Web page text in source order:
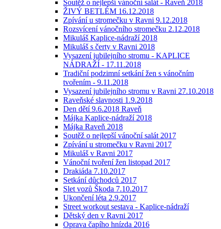
Soutěž o nejlepší vánoční salát - Raveň 2018
ŽIVÝ BETLÉM 16.12.2018
Zpívání u stromečku v Ravni 9.12.2018
Rozsvícení vánočního stromečku 2.12.2018
Mikuláš Kaplice-nádraží 2018
Mikuláš s čerty v Ravni 2018
Vysazení jubilejního stromu - KAPLICE
NÁDRAŽÍ - 17.11.2018
Tradiční podzimní setkání žen s vánočním
tvořením - 9.11.2018
Vysazení jubilejního stromu v Ravni 27.10.2018
Raveňské slavnosti 1.9.2018
Den dětí 9.6.2018 Raveň
Májka Kaplice-nádraží 2018
Májka Raveň 2018
Soutěž o nejlepší vánoční salát 2017
Zpívání u stromečku v Ravni 2017
Mikuláš v Ravni 2017
Vánoční tvoření žen listopad 2017
Drakiáda 7.10.2017
Setkání důchodců 2017
Slet vozů Škoda 7.10.2017
Ukončení léta 2.9.2017
Street workout sestava - Kaplice-nádraží
Dětský den v Ravni 2017
Oprava čapího hnízda 2016